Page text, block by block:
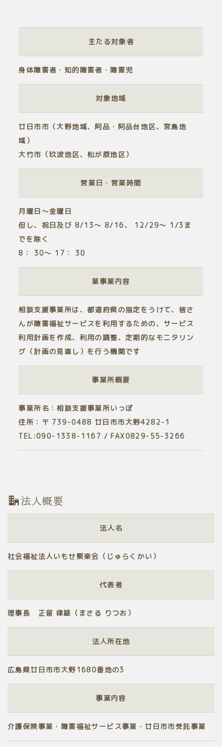
主たる対象者
身体障害者・知的障害者・障害児
対象地域
廿日市市（大野地域、阿品・阿品台地区、宮島地
域）
大竹市（玖波地区、松が原地区）
営業日・営業時間
月曜日～金曜日
但し、祝日及び 8/13～ 8/16、 12/29～ 1/3 ま
でを除く
8： 30～ 17 ： 30
業事業内容
相談支援事業所は、都道府県の指定をうけて、皆さ
んが障害福祉サービスを利用するための、サービス
利用計画を作成、利用の調整、定期的なモニタリン
グ（計画の見直し）を行う機関です
事業所概要
事業所名：相談支援事業所いっぽ
住所：〒 739-0488 廿日市市大野4282-1
TEL:090-1338-1167 / FAX0829-55-3266
法人概要
法人名
社会福祉法人いもせ聚楽会（じゅらくかい）
代表者
理事長 正留 律雄（まさる りつお）
法人所在地
広島県廿日市市大野1680番地の3
事業内容
介護保険事業・障害福祉サービス事業・廿日市市受託事業